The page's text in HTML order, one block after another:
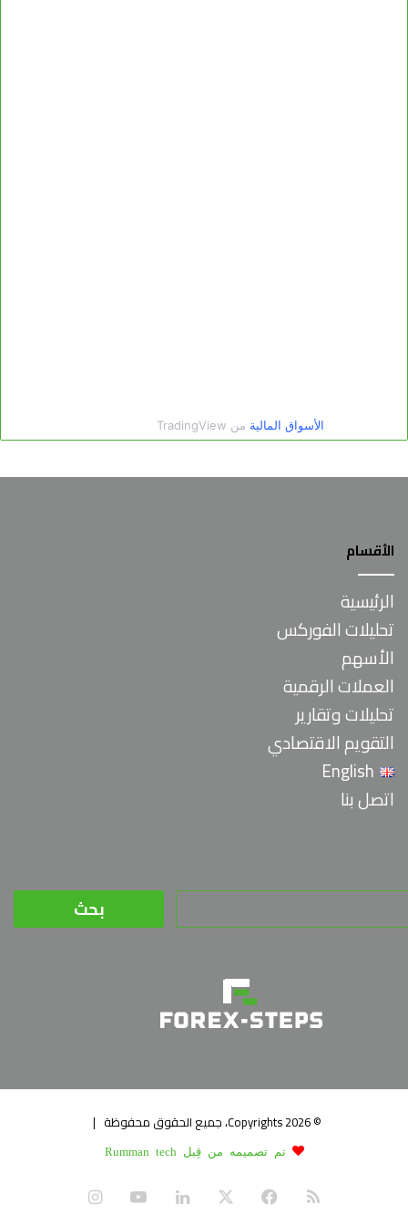
الأقسام
الرئيسية
تحليلات الفوركس
الأسهم
العملات الرقمية
تحليلات وتقارير
التقويم الاقتصادي
English
اتصل بنا
البحث
عن:
© Copyrights 2026، جميع الحقوق محفوظة |
تم تصميمه من قِبل Rumman tech
ملخصفيسبوك لينكدإنيوتيوبانستقرام